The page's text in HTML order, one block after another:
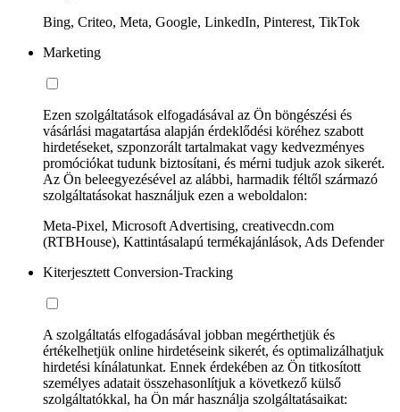
Bing, Criteo, Meta, Google, LinkedIn, Pinterest, TikTok
Marketing
Ezen szolgáltatások elfogadásával az Ön böngészési és
vásárlási magatartása alapján érdeklődési köréhez szabott
hirdetéseket, szponzorált tartalmakat vagy kedvezményes
promóciókat tudunk biztosítani, és mérni tudjuk azok sikerét.
Az Ön beleegyezésével az alábbi, harmadik féltől származó
szolgáltatásokat használjuk ezen a weboldalon:
Meta-Pixel, Microsoft Advertising, creativecdn.com
(RTBHouse), Kattintásalapú termékajánlások, Ads Defender
Kiterjesztett Conversion-Tracking
A szolgáltatás elfogadásával jobban megérthetjük és
értékelhetjük online hirdetéseink sikerét, és optimalizálhatjuk
hirdetési kínálatunkat. Ennek érdekében az Ön titkosított
személyes adatait összehasonlítjuk a következő külső
szolgáltatókkal, ha Ön már használja szolgáltatásaikat: